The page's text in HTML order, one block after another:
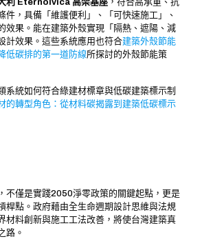
利 EternoIvica 高架基座 ，符合高承重、抗
件，具備「維護便利」、「可快速施工」、
效果。 能在建築外殼實現「隔熱、遮陽、減
計效果。這些系統應用也符合建築外殼節能
低碳排的第一道防線所探討的外殼節能策
系統如何符合綠建材標章與低碳建築標示制
的轉型角色：從材料碳揭露到建築低碳標示
不僅是實踐2050淨零政策的關鍵起點，更是
桿點。政府藉由全生命週期設計思維與法規
材料創新與施工工法改善，將使台灣建築真
路。